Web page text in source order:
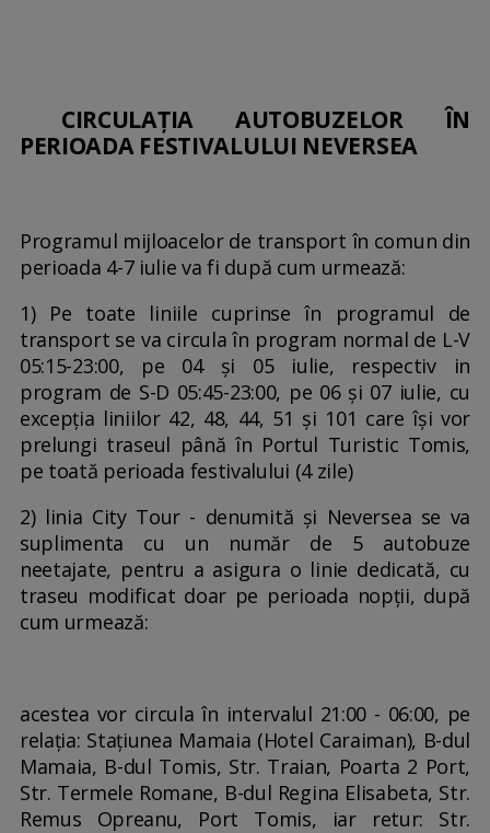
CIRCULAȚIA AUTOBUZELOR ÎN
PERIOADA FESTIVALULUI NEVERSEA
Programul mijloacelor de transport în comun din
perioada 4-7 iulie va fi după cum urmează:
1) Pe toate liniile cuprinse în programul de
transport se va circula în program normal de L-V
05:15-23:00, pe 04 și 05 iulie, respectiv in
program de S-D 05:45-23:00, pe 06 și 07 iulie, cu
excepția liniilor 42, 48, 44, 51 și 101 care își vor
prelungi traseul până în Portul Turistic Tomis,
pe toată perioada festivalului (4 zile)
2) linia City Tour - denumită și Neversea se va
suplimenta cu un număr de 5 autobuze
neetajate, pentru a asigura o linie dedicată, cu
traseu modificat doar pe perioada nopții, după
cum urmează:
acestea vor circula în intervalul 21:00 - 06:00, pe
relația: Stațiunea Mamaia (Hotel Caraiman), B-dul
Mamaia, B-dul Tomis, Str. Traian, Poarta 2 Port,
Str. Termele Romane, B-dul Regina Elisabeta, Str.
Remus Opreanu, Port Tomis, iar retur: Str.